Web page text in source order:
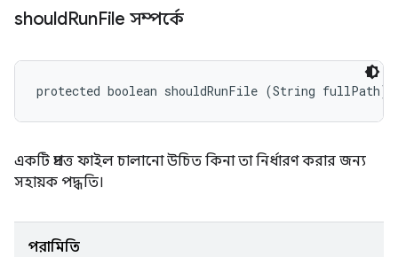
shouldRunFile সম্পর্কে
protected boolean shouldRunFile (String fullPath)
একটি প্রদত্ত ফাইল চালানো উচিত কিনা তা নির্ধারণ করার জন্য
সহায়ক পদ্ধতি।
পরামিতি